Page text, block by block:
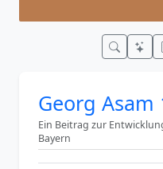
Georg Asam
Ein Beitrag zur
Bayern